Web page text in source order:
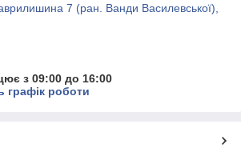
7 (ран. Ванди Василевської),
з 09:00 до 16:00
графік роботи